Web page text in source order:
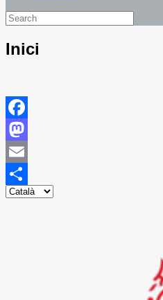
Inici
Facebook
Mastodon
Email
Share